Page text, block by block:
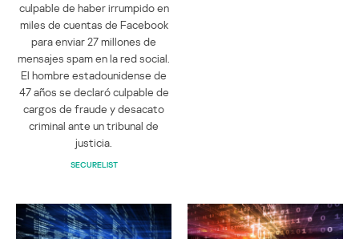
culpable de haber irrumpido en
miles de cuentas de Facebook
para enviar 27 millones de
mensajes spam en la red social.
El hombre estadounidense de
47 años se declaró culpable de
cargos de fraude y desacato
criminal ante un tribunal de
justicia.
SECURELIST